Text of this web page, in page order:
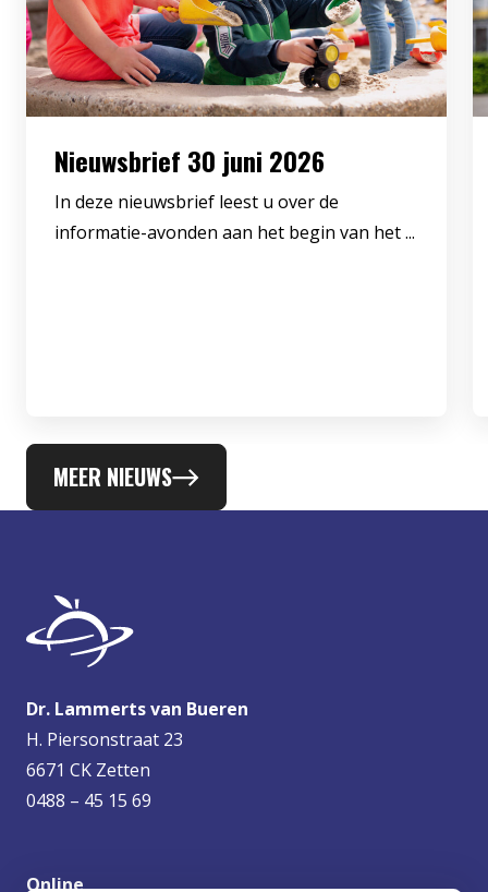
Nieuwsbrief 30 juni 2026
In deze nieuwsbrief leest u over de
informatie-avonden aan het begin van het ...
MEER NIEUWS
Dr. Lammerts van Bueren
H. Piersonstraat 23
6671 CK Zetten
0488 – 45 15 69
Online